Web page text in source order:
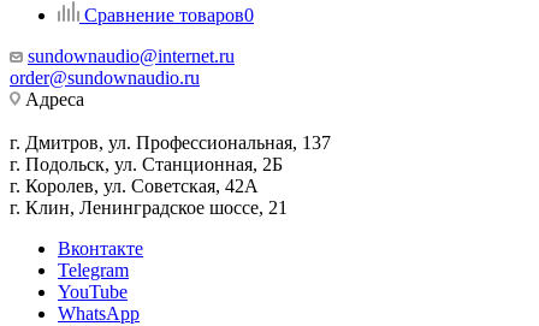
Сравнение товаров0
sundownaudio@internet.ru
order@sundownaudio.ru
Адреса
г. Дмитров, ул. Профессиональная, 137
г. Подольск, ул. Станционная, 2Б
г. Королев, ул. Советская, 42А
г. Клин, Ленинградское шоссе, 21
Вконтакте
Telegram
YouTube
WhatsApp